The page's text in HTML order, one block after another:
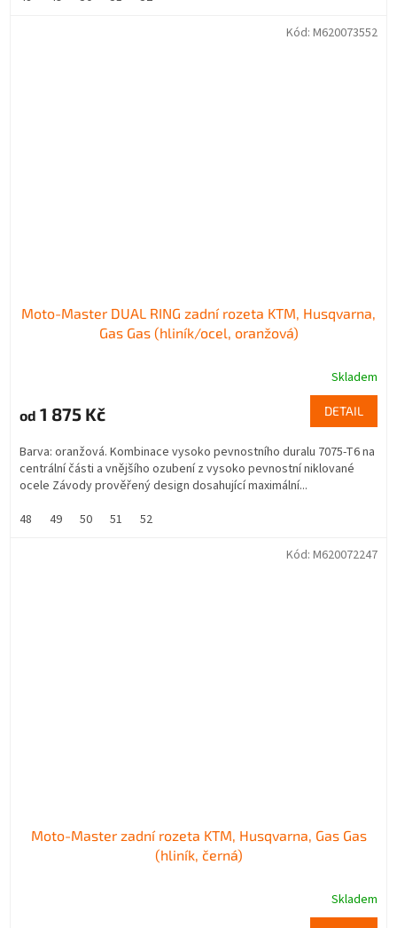
Moto-Master DUAL RING zadní rozeta KTM, Husqvarna,
Gas Gas (hliník/ocel, oranžová)
Skladem
od 1 875 Kč DETAIL
Barva: oranžová. Kombinace vysoko pevnostního duralu 7075-T6 na
centrální části a vnějšího ozubení z vysoko pevnostní niklované
ocele Závody prověřený design dosahující maximální...
48
49 50 51 52
Kód: M620073552
Moto-Master zadní rozeta KTM, Husqvarna, Gas Gas
(hliník, černá)
Skladem
Kód: M620072247